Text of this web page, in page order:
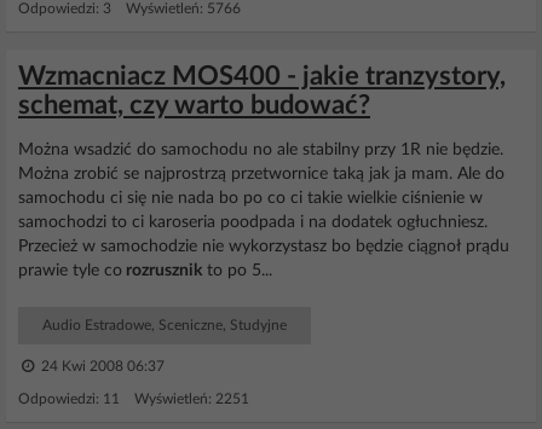
Odpowiedzi: 3 Wyświetleń: 5766
Wzmacniacz MOS400 - jakie tranzystory,
schemat, czy warto budować?
Można wsadzić do samochodu no ale stabilny przy 1R nie będzie.
Można zrobić se najprostrzą przetwornice taką jak ja mam. Ale do
samochodu ci się nie nada bo po co ci takie wielkie ciśnienie w
samochodzi to ci karoseria poodpada i na dodatek ogłuchniesz.
Przecież w samochodzie nie wykorzystasz bo będzie ciągnoł prądu
prawie tyle co rozrusznik to po 5...
Audio Estradowe, Sceniczne, Studyjne
24 Kwi 2008 06:37
Odpowiedzi: 11 Wyświetleń: 2251